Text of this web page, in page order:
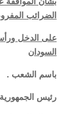
الضرائب
على الدخل ورأس
السودان
باسم الشعب .
رئيس